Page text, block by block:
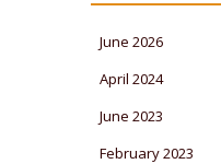
June 2026
April 2024
June 2023
February 2023